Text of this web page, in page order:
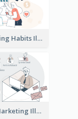
Purchasing Habits Illustration
E-Mail Marketing Illustration